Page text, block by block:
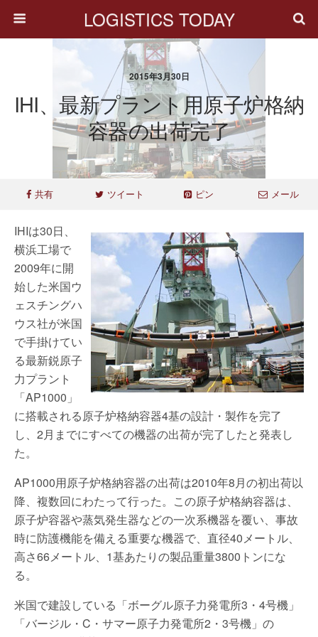
LOGISTICS TODAY
2015年3月30日
IHI、最新プラント用原子炉格納
容器の出荷完了
共有 ツイート ピン メール
IHIは30日、
横浜工場で
2009年に開
始した米国ウ
ェスチングハ
ウス社が米国
で手掛けてい
る最新鋭原子
力プラント
「AP1000」
に搭載される原子炉格納容器4基の設計・製作を完了
し、2月までにすべての機器の出荷が完了したと発表し
た。
AP1000用原子炉格納容器の出荷は2010年8月の初出荷以
降、複数回にわたって行った。この原子炉格納容器は、
原子炉容器や蒸気発生器などの一次系機器を覆い、事故
時に防護機能を備える重要な機器で、直径40メートル、
高さ66メートル、1基あたりの製品重量3800トンにな
る。
米国で建設している「ボーグル原子力発電所3・4号機」
「バージル・C・サマー原子力発電所2・3号機」の